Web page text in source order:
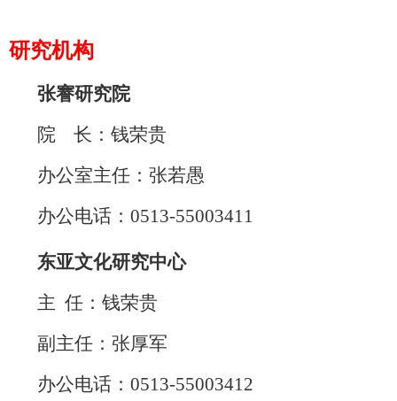
研究机构
张謇研究院
院
长：钱荣贵
办公室主任：张若愚
办公电话： 0513-55003411
东亚文化研究中心
主 任：钱荣贵
副主任：张厚军
办公电话： 0513-55003412